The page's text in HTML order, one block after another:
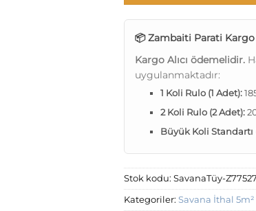
📦 Zambaiti Parati Kargo
Kargo Alıcı ödemelidir.
uygulanmaktadır:
1 Koli Rulo (1 Adet):
2 Koli Rulo (2 Adet):
Büyük Koli Standartı
Stok kodu: SavanaTüy-Z77527
Kategoriler: Savana İthal 5m²